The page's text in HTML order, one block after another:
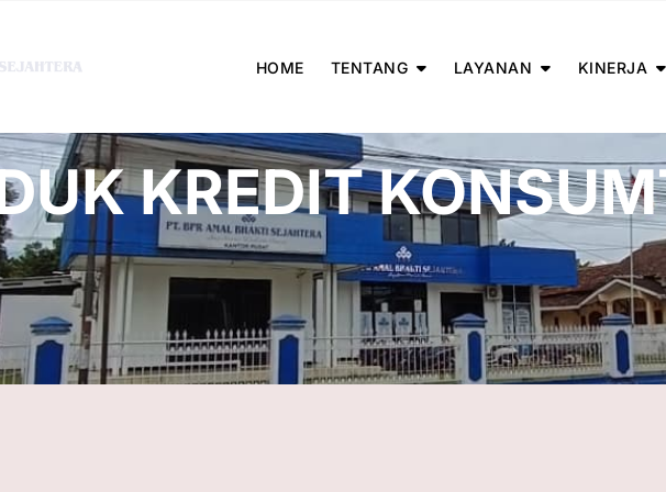
HOME TENTANG LAYANAN KINERJA
KREDIT